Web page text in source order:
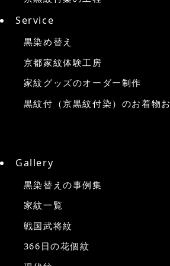
Service
黒染め替え
京都家紋体験工房
家紋グッズのオーダー制作
黒紋付（京黒紋付染）のお着物お
Gallery
黒染替えの事例集
家紋一覧
戦国武将紋
366日の花個紋